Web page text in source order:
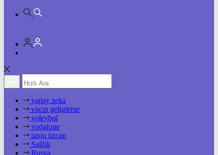
yapay zeka
vücut geliştirme
voleybol
vodafone
tanju özcan
Sağlık
Rusya